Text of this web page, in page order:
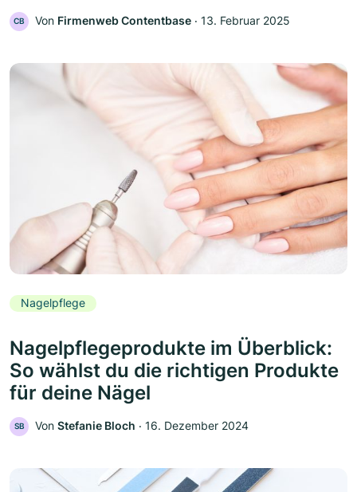
CB Von Firmenweb Contentbase ‧ 13. Februar 2025
Nagelpflege
Nagelpflegeprodukte im Überblick:
So wählst du die richtigen Produkte
für deine Nägel
SB Von Stefanie Bloch ‧ 16. Dezember 2024